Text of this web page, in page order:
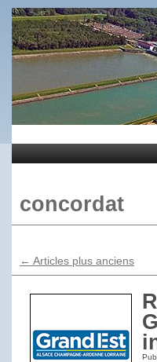
concordat
← Articles plus anciens